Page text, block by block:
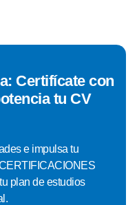
Certifícate con
tu CV
e impulsa tu
plan de estudios